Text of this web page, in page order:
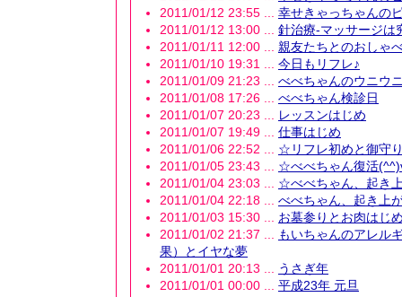
2011/01/12 23:55 ... 幸せきゃっちゃんの
2011/01/12 13:00 ... 針治療-マッサージは
2011/01/11 12:00 ... 親友たちとのおしゃ
2011/01/10 19:31 ... 今日もリフレ♪
2011/01/09 21:23 ... べべちゃんのウニウ
2011/01/08 17:26 ... べべちゃん検診日
2011/01/07 20:23 ...
レッスンはじめ
2011/01/07 19:49 ... 仕事はじめ
2011/01/06 22:52 ... ☆リフレ初めと御守
2011/01/05 23:43 ... ☆べべちゃん復活
2011/01/04 23:03 ... ☆べべちゃん、起き
2011/01/04 22:18 ... べべちゃん、起き上
2011/01/03 15:30 ... お墓参りとお肉はじ
2011/01/02 21:37 ...
もいちゃんのアレル
果）とイヤな夢
2011/01/01 20:13 ...
うさぎ年
2011/01/01 00:00 ... 平成23年 元旦